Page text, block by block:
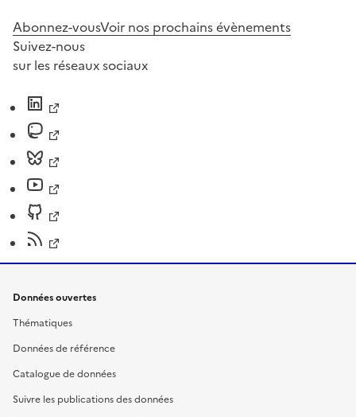
Abonnez-vousVoir nos prochains évènements
Suivez-nous
sur les réseaux sociaux
Données ouvertes
Thématiques
Données de référence
Catalogue de données
Suivre les publications des données